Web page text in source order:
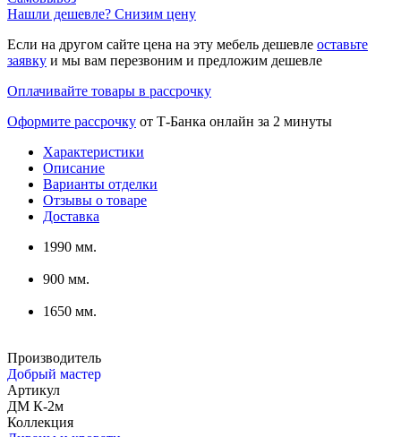
Нашли дешевле? Снизим цену
Если на другом сайте цена на эту мебель дешевле оставьте
заявку и мы вам перезвоним и предложим дешевле
Оплачивайте товары в рассрочку
Оформите рассрочку от Т-Банка онлайн за 2 минуты
Характеристики
Описание
Варианты отделки
Отзывы о товаре
Доставка
1990 мм.
900 мм.
1650 мм.
Производитель
Добрый мастер
Артикул
ДМ К-2м
Коллекция